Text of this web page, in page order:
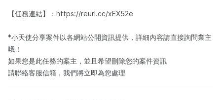
【任務連結】：https://reurl.cc/xEX52e
*小天使分享案件以各網站公開資訊提供，詳細內容請直接詢問業主
哦！
如果您是此任務的案主，並且希望刪除您的案件資訊
請聯絡客服信箱，我們將立即為您處理